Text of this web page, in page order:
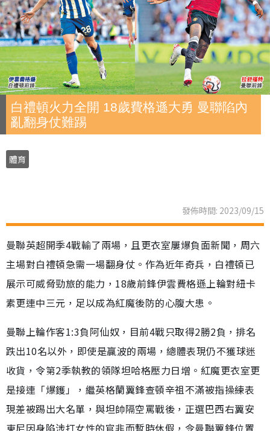
白禮頓火力全開 18歲費格遜大勇 曼聯陷內
亂翻身仗難踢
體育
發佈時間: 2023/09/15
曼聯英超開季4戰輸了兩場，且更衣室屢爆負面新聞，周六
主場對白禮頓急需一場翻身仗。作為近年奇兵，白禮頓已
展示可威脅勁旅的能力，18歲前鋒伊雲費格遜上輪對紐卡
素更連中三元，足以成為紅魔後防的心腹大患。
曼聯上輪作客1:3負阿仙奴，目前4戰只取得2勝2負，排名
跌出10名以外，即使是贏波的兩場，總體表現仍不獲球迷
收貨，令第2季執教的領隊坦哈格壓力日增。紅魔更衣室更
是接連「爆鑊」，繼英格蘭翼鋒查頓辛祖不滿被指操練表
現差被踢出大名單，與坦帥隔空罵戰後，正選巴西右翼安
東尼因身陷涉打女性的官非而暫時休假，令曼聯翼鋒位置